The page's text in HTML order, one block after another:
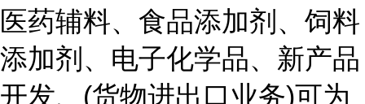
医药辅料、食品添加剂、饲料
添加剂、电子化学品、新产品
开发、(货物进出口业务)可为